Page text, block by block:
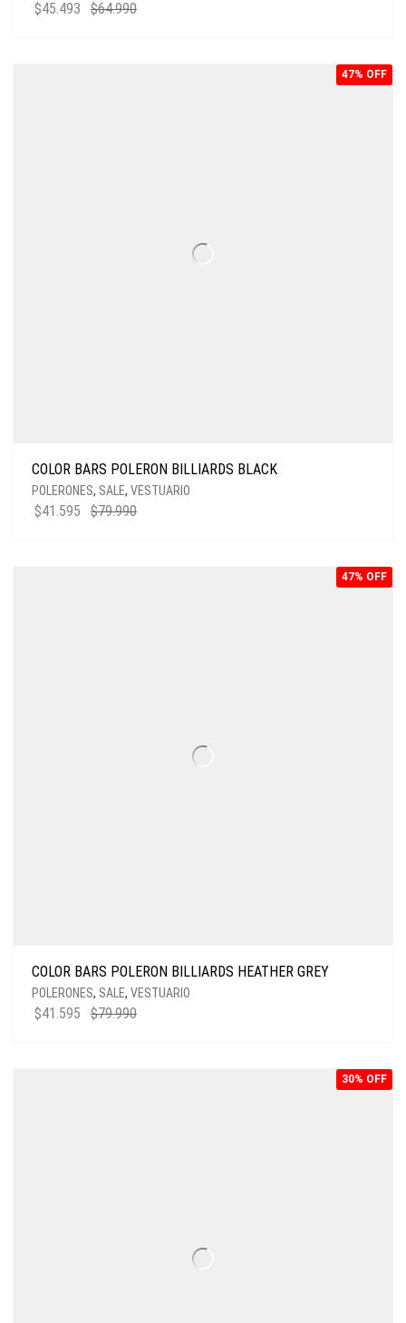
$64.990
$45.493
47% OFF
COLOR BARS POLERON BILLIARDS BLACK
POLERONES, SALE, VESTUARIO
$79.990
$41.595
47% OFF
COLOR BARS POLERON BILLIARDS HEATHER GREY
POLERONES, SALE, VESTUARIO
$79.990
$41.595
30% OFF